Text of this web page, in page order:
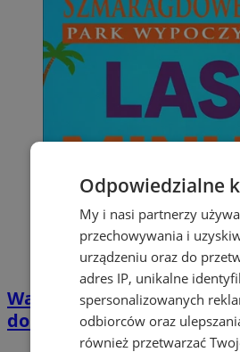
Wakacyjny wypoczynek
domkach Szmaragdowe
Odpowiedzialne
My i nasi partnerzy
przechowywania i
urządzeniu oraz do
adres IP, unikalne
spersonalizowanych
odbiorców oraz
również przetwarzać